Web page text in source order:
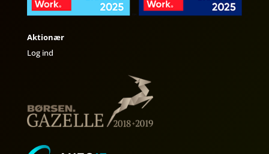
Aktionær
Log ind